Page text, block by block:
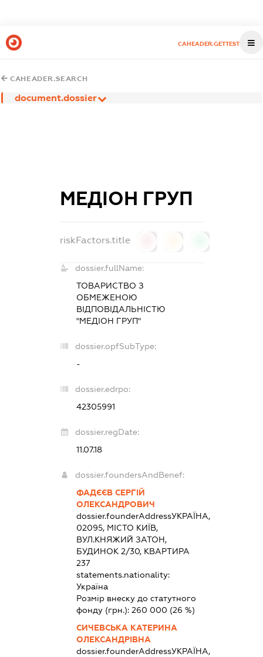
CAHEADER.GETTEST
CAHEADER.SEARCH
document.dossier
МЕДІОН ГРУП
riskFactors.title
dossier.fullName:
ТОВАРИСТВО З
ОБМЕЖЕНОЮ
ВІДПОВІДАЛЬНІСТЮ
"МЕДІОН ГРУП"
dossier.opfSubType:
-
dossier.edrpo:
42305991
dossier.regDate:
11.07.18
dossier.foundersAndBenef:
ФАДЄЄВ СЕРГІЙ
ОЛЕКСАНДРОВИЧ
dossier.founderAddressУКРАЇНА,
02095, МІСТО КИЇВ,
ВУЛ.КНЯЖИЙ ЗАТОН,
БУДИНОК 2/30, КВАРТИРА
237
statements.nationality:
Україна
Розмір внеску до статутного
фонду (грн.):260 000 (26 %)
СИЧЕВСЬКА КАТЕРИНА
ОЛЕКСАНДРІВНА
dossier.founderAddressУКРАЇНА,